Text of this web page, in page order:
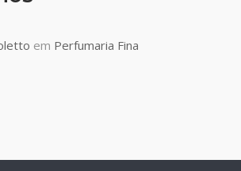
em Perfumaria Fina